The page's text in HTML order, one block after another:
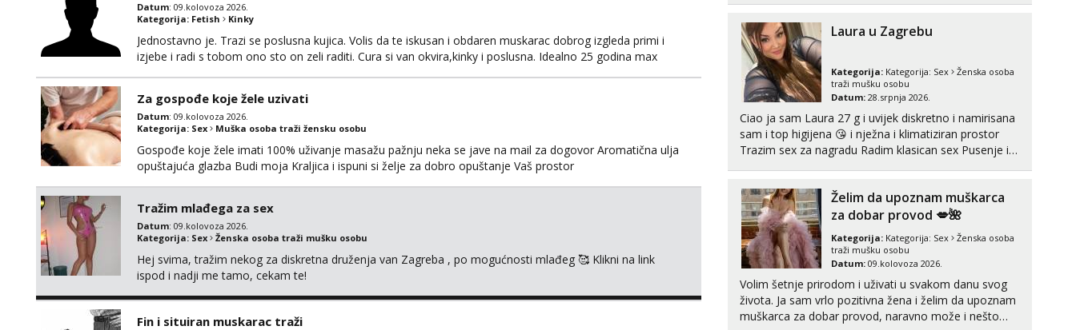
Datum: 09.kolovoza 2026.
Kategorija: Fetish Kinky
Jednostavno je. Trazi se poslusna kujica. Volis da te iskusan i obdaren muskarac dobrog izgleda primi i
izjebe i radi s tobom ono sto on zeli raditi. Cura si van okvira,kinky i poslusna. Idealno 25 godina max
Za gospođe koje žele uzivati
Datum: 09.kolovoza 2026.
Kategorija: Sex Muška osoba traži žensku osobu
Gospođe koje žele imati 100% uživanje masažu pažnju neka se jave na mail za dogovor Aromatična ulja
opuštajuća glazba Budi moja Kraljica i ispuni si želje za dobro opuštanje Vaš prostor
Tražim mlađega za sex
Datum: 09.kolovoza 2026.
Kategorija: Sex Ženska osoba traži mušku osobu
Hej svima, tražim nekog za diskretna druženja van Zagreba , po mogućnosti mlađeg 🥰 Klikni na link
ispod i nadji me tamo, cekam te!
Fin i situiran muskarac traži
Laura u Zagrebu
Kategorija: Kategorija: Sex
Ženska osoba
traži mušku osobu
Datum: 28.srpnja 2026.
Ciao ja sam Laura 27 g i uvijek diskretno i namirisana
sam i top higijena 😘 i nježna i klimatiziran prostor
Trazim sex za nagradu Radim klasican sex Pusenje i
neljubim se Wha...Želim da upoznam muškarca
za dobar provod 💋🌺
Kategorija: Kategorija: Sex
Ženska osoba
traži mušku osobu
Datum: 09.kolovoza 2026.
Volim šetnje prirodom i uživati u svakom danu svog
života. Ja sam vrlo pozitivna žena i želim da upoznam
muškarca za dobar provod, naravno može i nešto